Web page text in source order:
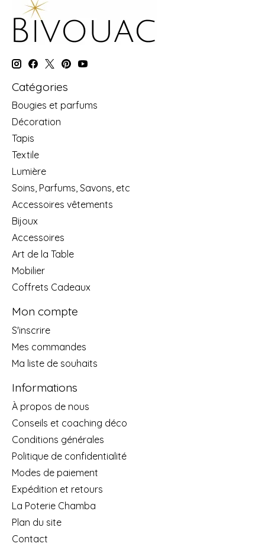
Catégories
Bougies et parfums
Décoration
Tapis
Textile
Lumière
Soins, Parfums, Savons, etc
Accessoires vêtements
Bijoux
Accessoires
Art de la Table
Mobilier
Coffrets Cadeaux
Mon compte
S'inscrire
Mes commandes
Ma liste de souhaits
Informations
À propos de nous
Conseils et coaching déco
Conditions générales
Politique de confidentialité
Modes de paiement
Expédition et retours
La Poterie Chamba
Plan du site
Contact